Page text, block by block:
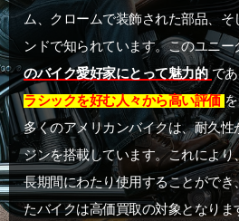
ム、クロームで装飾された部品、
ンドで知られています。このユニー
のバイク愛好家にとって魅力的 で
ラシックを好む人々から高い評価
多くのアメリカンバイクは、耐久性
ジンを搭載しています。これにより
長期間にわたり使用することができ
たバイクは高価買取の対象となりま